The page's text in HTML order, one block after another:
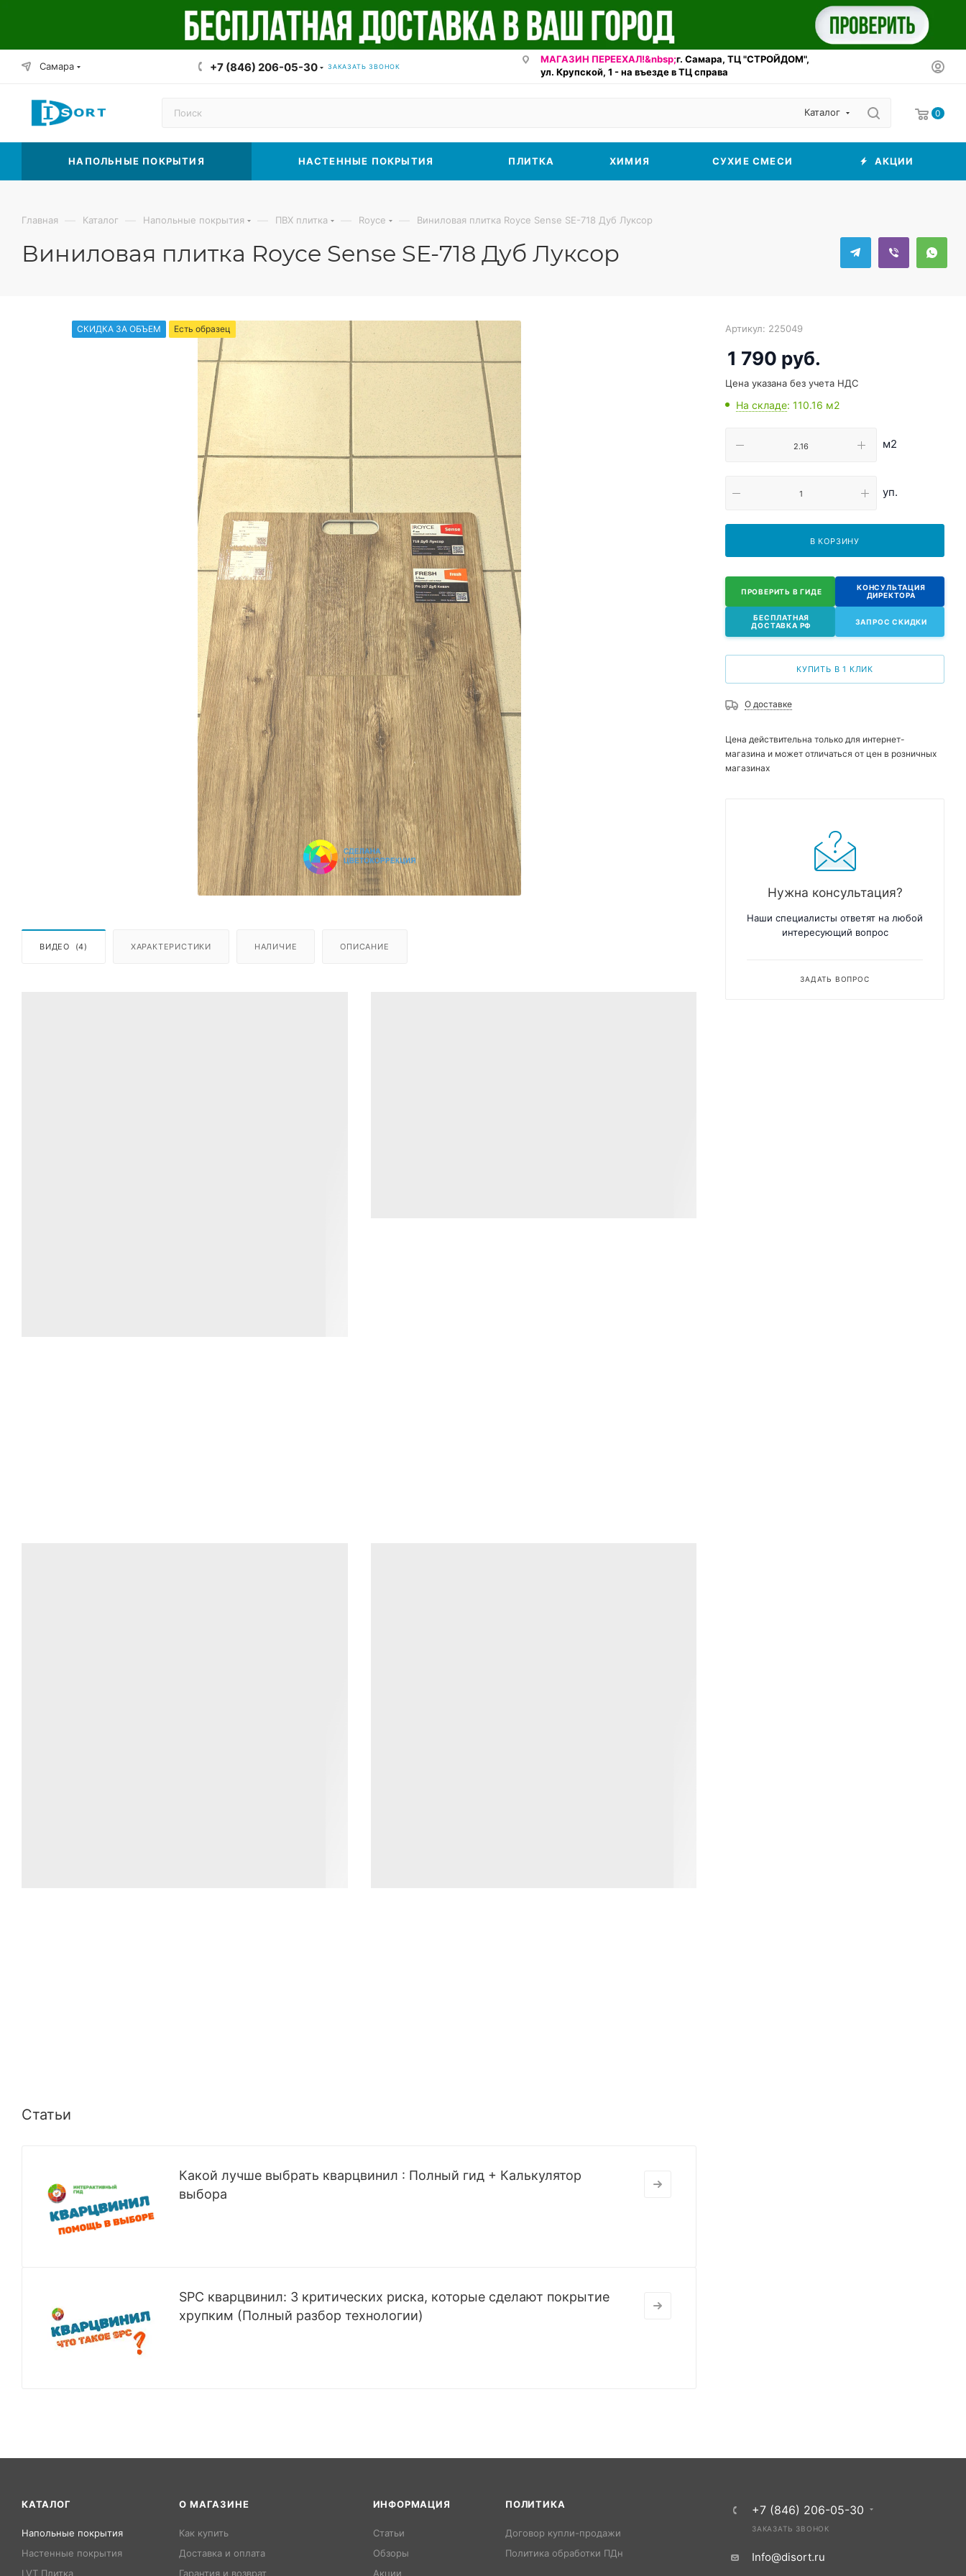
Самара +7 (846) 206-05-30 ЗАКАЗАТЬ ЗВОНОК
МАГАЗИН ПЕРЕЕХАЛ!&nbsp;г. Самара, ТЦ "СТРОЙДОМ",
ул. Крупской, 1 - на въезде в ТЦ справа
Каталог 0
НАПОЛЬНЫЕ ПОКРЫТИЯ НАСТЕННЫЕ ПОКРЫТИЯ ПЛИТКА ХИМИЯ СУХИЕ СМЕСИ АКЦИИ
Главная — Каталог — Напольные покрытия — ПВХ плитка — Royce — Виниловая плитка Royce Sense SE-718 Дуб Луксор
Виниловая плитка Royce Sense SE-718 Дуб Луксор
СКИДКА ЗА ОБЪЕМ Есть образец
ВИДЕО (4) ХАРАКТЕРИСТИКИ НАЛИЧИЕ ОПИСАНИЕ
Статьи
Какой лучше выбрать кварцвинил : Полный гид + Калькулятор
выбора
SPC кварцвинил: 3 критических риска, которые сделают покрытие
хрупким (Полный разбор технологии)
Артикул: 225049
1 790 руб.
Цена указана без учета НДС
На складе: 110.16 м2
м2
уп.
В КОРЗИНУ
ПРОВЕРИТЬ В ГИДЕ
КОНСУЛЬТАЦИЯ
ДИРЕКТОРА
БЕСПЛАТНАЯ
ДОСТАВКА РФ
ЗАПРОС СКИДКИ
КУПИТЬ В 1 КЛИК
О доставке
Цена действительна только для интернет-
магазина и может отличаться от цен в розничных
магазинах
Нужна консультация?
Наши специалисты ответят на любой
интересующий вопрос
ЗАДАТЬ ВОПРОС
КАТАЛОГ
Напольные покрытия
Настенные покрытия
LVT Плитка
О МАГАЗИНЕ
Как купить
Доставка и оплата
Гарантия и возврат
ИНФОРМАЦИЯ
Статьи
Обзоры
Акции
ПОЛИТИКА
Договор купли-продажи
Политика обработки ПДн
+7 (846) 206-05-30
ЗАКАЗАТЬ ЗВОНОК
Info@disort.ru